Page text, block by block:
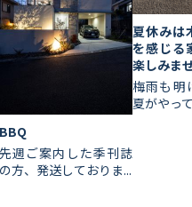
BBQ
先週ご案内した季刊誌
の方、発送しておりま...
夏休みは
を感じる
楽しみま
梅雨も明
夏がやっ